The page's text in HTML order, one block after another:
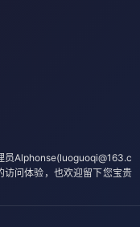
员Alphonse(luoguoqi@163.c
问体验，也欢迎留下您宝贵